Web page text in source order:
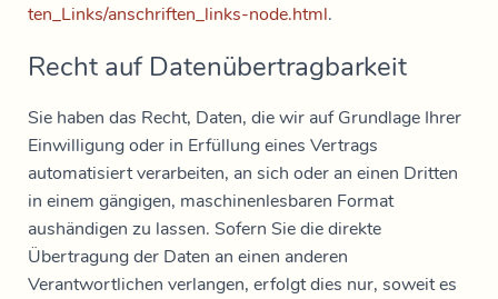
ten_Links/anschriften_links-node.html.
Recht auf Datenübertragbarkeit
Sie haben das Recht, Daten, die wir auf Grundlage Ihrer
Einwilligung oder in Erfüllung eines Vertrags
automatisiert verarbeiten, an sich oder an einen Dritten
in einem gängigen, maschinenlesbaren Format
aushändigen zu lassen. Sofern Sie die direkte
Übertragung der Daten an einen anderen
Verantwortlichen verlangen, erfolgt dies nur, soweit es